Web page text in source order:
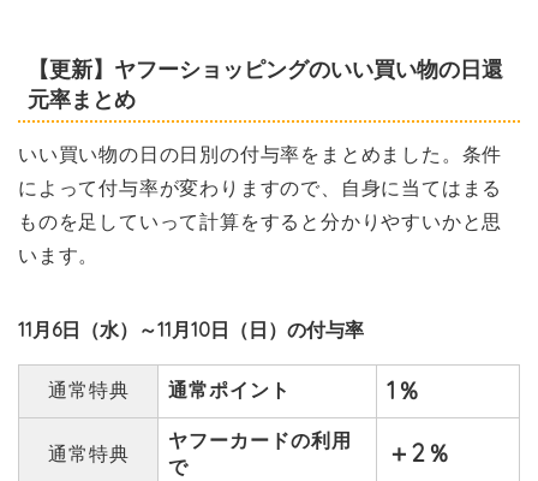
【更新】ヤフーショッピングのいい買い物の日還
元率まとめ
いい買い物の日の日別の付与率をまとめました。条件
によって付与率が変わりますので、自身に当てはまる
ものを足していって計算をすると分かりやすいかと思
います。
11月6日（水）～11月10日（日）の付与率
通常特典 通常ポイント 1％
通常特典
ヤフーカードの利用
で
＋2％